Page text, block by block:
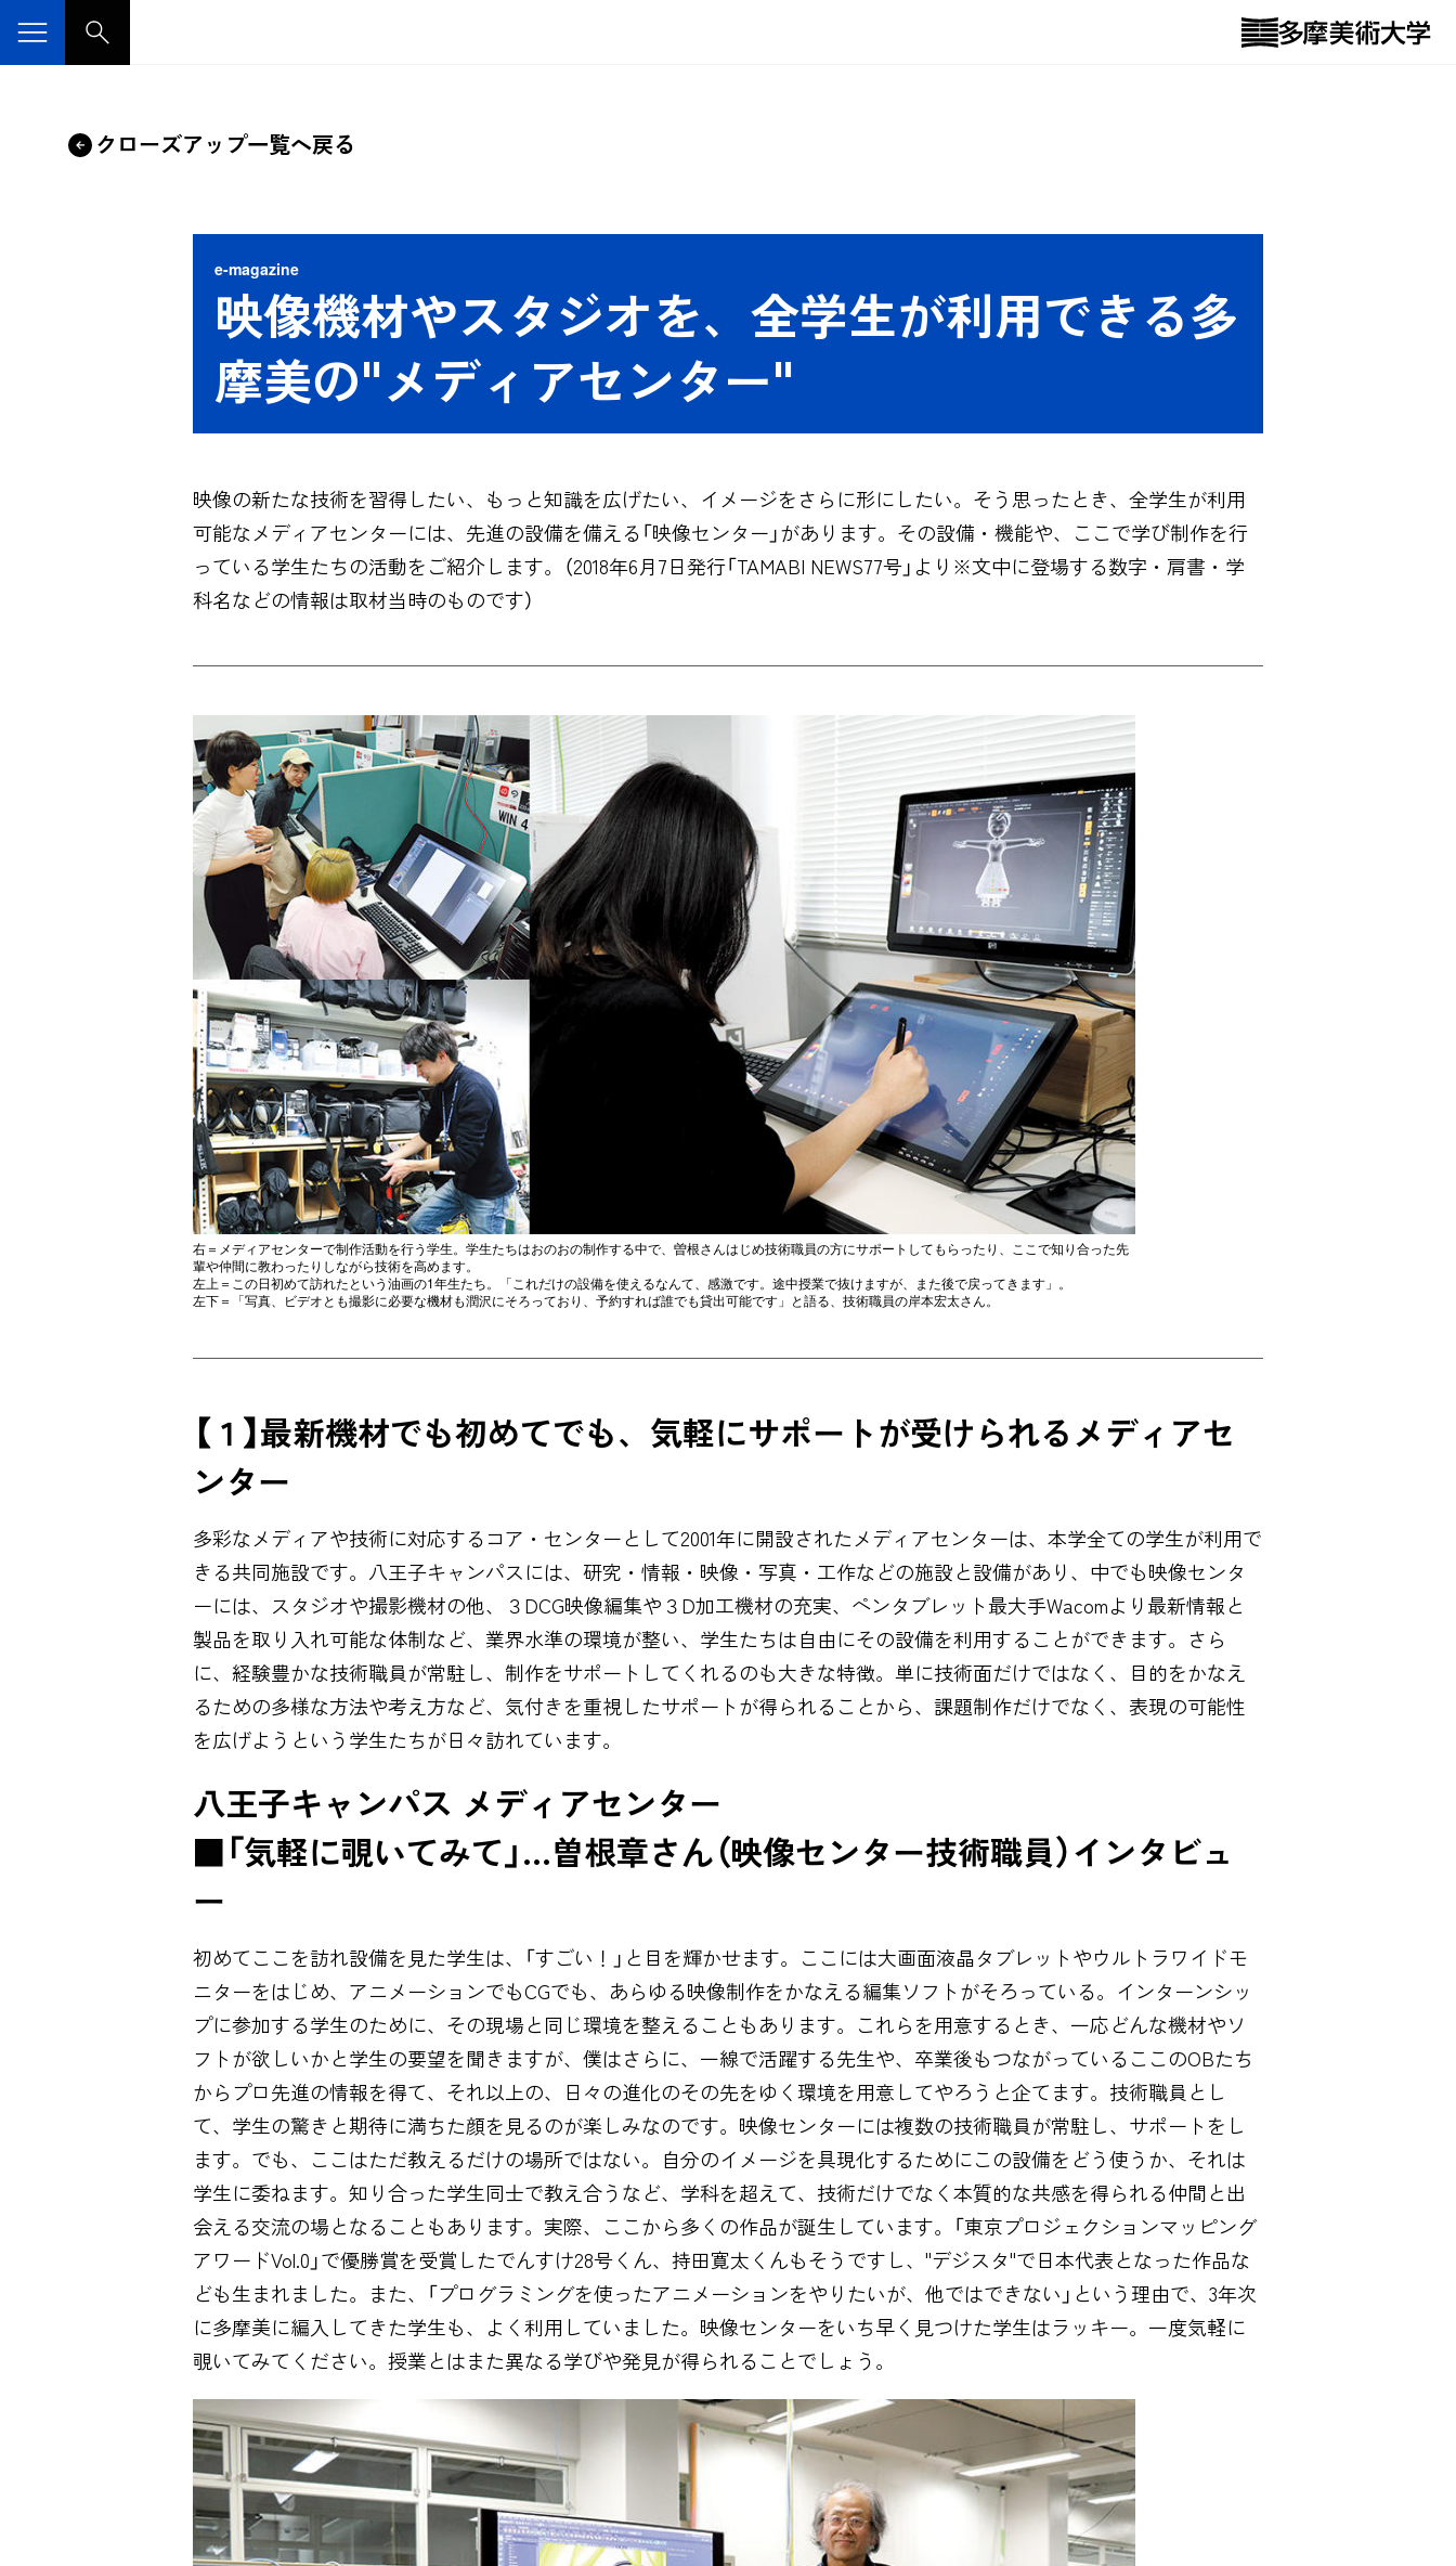
クローズアップ一覧へ戻る
e-magazine
映像機材やスタジオを、全学生が利用できる多
摩美の"メディアセンター"
映像の新たな技術を習得したい、もっと知識を広げたい、イメージをさらに形にしたい。そう思ったとき、全学生が利用
可能なメディアセンターには、先進の設備を備える「映像センター」があります。その設備・機能や、ここで学び制作を行
っている学生たちの活動をご紹介します。（2018年6月7日発行「TAMABI NEWS77号」より※文中に登場する数字・肩書・学
科名などの情報は取材当時のものです）
右＝メディアセンターで制作活動を行う学生。学生たちはおのおの制作する中で、曽根さんはじめ技術職員の方にサポートしてもらったり、ここで知り合った先
輩や仲間に教わったりしながら技術を高めます。
左上＝この日初めて訪れたという油画の1年生たち。「これだけの設備を使えるなんて、感激です。途中授業で抜けますが、また後で戻ってきます」。
左下＝「写真、ビデオとも撮影に必要な機材も潤沢にそろっており、予約すれば誰でも貸出可能です」と語る、技術職員の岸本宏太さん。
【１】最新機材でも初めてでも、気軽にサポートが受けられるメディアセ
ンター
多彩なメディアや技術に対応するコア・センターとして2001年に開設されたメディアセンターは、本学全ての学生が利用で
きる共同施設です。八王子キャンパスには、研究・情報・映像・写真・工作などの施設と設備があり、中でも映像センタ
ーには、スタジオや撮影機材の他、３DCG映像編集や３D加工機材の充実、ペンタブレット最大手Wacomより最新情報と
製品を取り入れ可能な体制など、業界水準の環境が整い、学生たちは自由にその設備を利用することができます。さら
に、経験豊かな技術職員が常駐し、制作をサポートしてくれるのも大きな特徴。単に技術面だけではなく、目的をかなえ
るための多様な方法や考え方など、気付きを重視したサポートが得られることから、課題制作だけでなく、表現の可能性
を広げようという学生たちが日々訪れています。
八王子キャンパス メディアセンター
■「気軽に覗いてみて」...曽根章さん（映像センター技術職員）インタビュ
ー
初めてここを訪れ設備を見た学生は、「すごい！」と目を輝かせます。ここには大画面液晶タブレットやウルトラワイドモ
ニターをはじめ、アニメーションでもCGでも、あらゆる映像制作をかなえる編集ソフトがそろっている。インターンシッ
プに参加する学生のために、その現場と同じ環境を整えることもあります。これらを用意するとき、一応どんな機材やソ
フトが欲しいかと学生の要望を聞きますが、僕はさらに、一線で活躍する先生や、卒業後もつながっているここのOBたち
からプロ先進の情報を得て、それ以上の、日々の進化のその先をゆく環境を用意してやろうと企てます。技術職員とし
て、学生の驚きと期待に満ちた顔を見るのが楽しみなのです。映像センターには複数の技術職員が常駐し、サポートをし
ます。でも、ここはただ教えるだけの場所ではない。自分のイメージを具現化するためにこの設備をどう使うか、それは
学生に委ねます。知り合った学生同士で教え合うなど、学科を超えて、技術だけでなく本質的な共感を得られる仲間と出
会える交流の場となることもあります。実際、ここから多くの作品が誕生しています。「東京プロジェクションマッピング
アワードVol.0」で優勝賞を受賞したでんすけ28号くん、持田寛太くんもそうですし、"デジスタ"で日本代表となった作品な
ども生まれました。また、「プログラミングを使ったアニメーションをやりたいが、他ではできない」という理由で、3年次
に多摩美に編入してきた学生も、よく利用していました。映像センターをいち早く見つけた学生はラッキー。一度気軽に
覗いてみてください。授業とはまた異なる学びや発見が得られることでしょう。